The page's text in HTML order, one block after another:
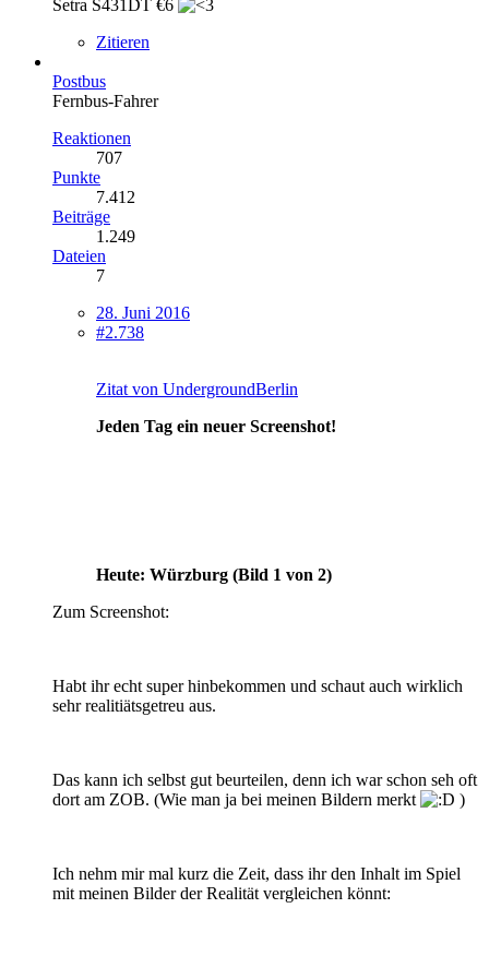
Setra S431DT €6
Zitieren
Postbus
Fernbus-Fahrer
Reaktionen
707
Punkte
7.412
Beiträge
1.249
Dateien
7
28. Juni 2016
#2.738
Zitat von UndergroundBerlin
Jeden Tag ein neuer Screenshot!
Heute: Würzburg (Bild 1 von 2)
Zum Screenshot:
Habt ihr echt super hinbekommen und schaut auch wirklich
sehr realitiätsgetreu aus.
Das kann ich selbst gut beurteilen, denn ich war schon seh oft
dort am ZOB. (Wie man ja bei meinen Bildern merkt
)
Ich nehm mir mal kurz die Zeit, dass ihr den Inhalt im Spiel
mit meinen Bilder der Realität vergleichen könnt: